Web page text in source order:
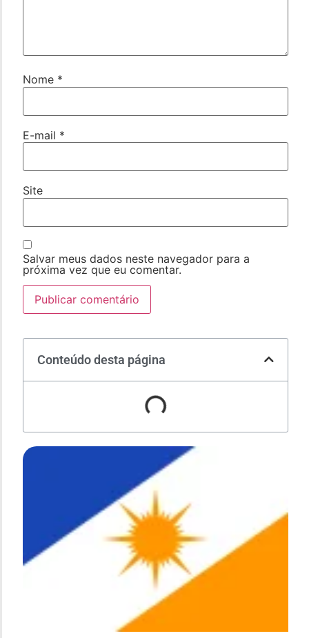
Nome *
E-mail *
Site
Salvar meus dados neste navegador para a
próxima vez que eu comentar.
Conteúdo desta página